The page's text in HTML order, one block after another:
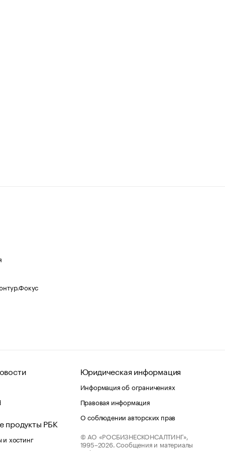
продукты РБК
хостинг
Юридическая информация
Информация об ограничениях
Правовая информация
О соблюдении авторских прав
© АО «РОСБИЗНЕСКОНСАЛТИНГ»,
1995–2026. Сообщения и материалы